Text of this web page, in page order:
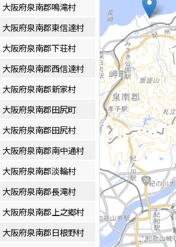
大阪府泉南郡鳴滝村
大阪府泉南郡東信達村
大阪府泉南郡下荘村
大阪府泉南郡西信達村
大阪府泉南郡新家村
大阪府泉南郡田尻町
大阪府泉南郡田尻村
大阪府泉南郡南中通村
大阪府泉南郡淡輪村
大阪府泉南郡長滝村
大阪府泉南郡上之郷村
大阪府泉南郡日根野村